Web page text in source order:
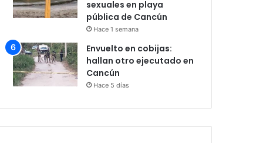
sexuales en playa
pública de Cancún
Hace 1 semana
Envuelto en cobijas:
hallan otro ejecutado en
Cancún
Hace 5 días